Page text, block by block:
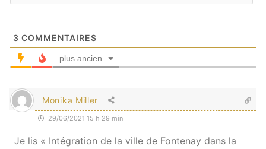
3 COMMENTAIRES
plus ancien
Monika Miller
29/06/2021 15 h 29 min
Je lis « Intégration de la ville de Fontenay dans la